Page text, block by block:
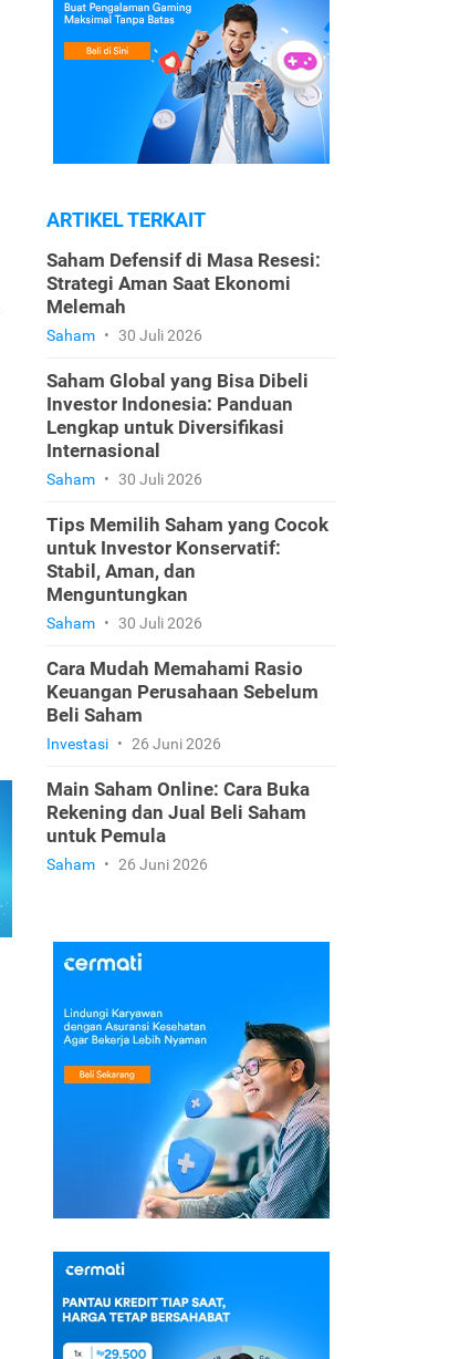
ARTIKEL TERKAIT
Saham Defensif di Masa Resesi:
Strategi Aman Saat Ekonomi
Melemah
Saham • 30 Juli 2026
Saham Global yang Bisa Dibeli
Investor Indonesia: Panduan
Lengkap untuk Diversifikasi
Internasional
Saham • 30 Juli 2026
Tips Memilih Saham yang Cocok
untuk Investor Konservatif:
Stabil, Aman, dan
Menguntungkan
Saham • 30 Juli 2026
Cara Mudah Memahami Rasio
Keuangan Perusahaan Sebelum
Beli Saham
Investasi • 26 Juni 2026
Main Saham Online: Cara Buka
Rekening dan Jual Beli Saham
untuk Pemula
Saham • 26 Juni 2026